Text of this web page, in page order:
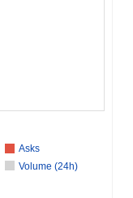
Asks
Volume (24h)